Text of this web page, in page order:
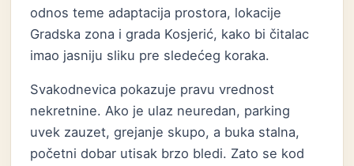
odnos teme adaptacija prostora, lokacije
Gradska zona i grada Kosjerić, kako bi čitalac
imao jasniju sliku pre sledećeg koraka.
Svakodnevica pokazuje pravu vrednost
nekretnine. Ako je ulaz neuredan, parking
uvek zauzet, grejanje skupo, a buka stalna,
početni dobar utisak brzo bledi. Zato se kod